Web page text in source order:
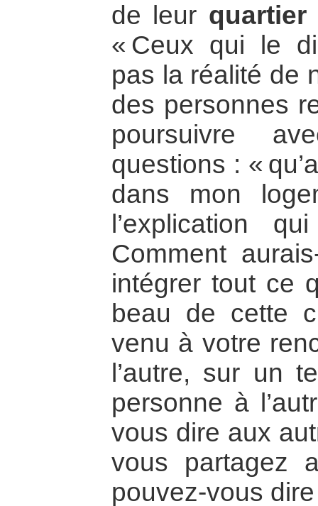
de leur quartier
« Ceux qui le
pas la réalité de
des personnes
poursuivre
questions : «
dans mon
l’explication
Comment
intégrer tout ce
beau de cette
venu à votre
l’autre, sur un
personne à
vous dire aux
vous partagez
pouvez-vous